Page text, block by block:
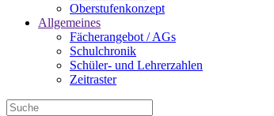
Oberstufenkonzept
Allgemeines
Fächerangebot / AGs
Schulchronik
Schüler- und Lehrerzahlen
Zeitraster